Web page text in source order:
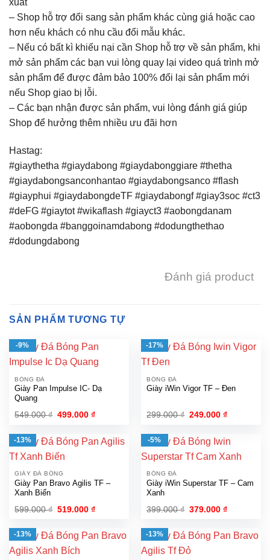
xuất
– Shop hỗ trợ đổi sang sản phẩm khác cùng giá hoặc cao
hơn nếu khách có nhu cầu đổi mẫu khác.
– Nếu có bất kì khiếu nại cần Shop hỗ trợ về sản phẩm, khi
mở sản phẩm các bạn vui lòng quay lại video quá trình mở
sản phẩm để được đảm bảo 100% đổi lại sản phẩm mới
nếu Shop giao bị lỗi.
– Các bạn nhận được sản phẩm, vui lòng đánh giá giúp
Shop để hưởng thêm nhiều ưu đãi hơn
Hastag:
#giaythetha #giaydabong #giaydabonggiare #thetha
#giaydabongsanconhantao #giaydabongsanco #flash
#giayphui #giaydabongdeTF #giaydabongf #giay3soc #ct3
#deFG #giaytot #wikaflash #giayct3 #aobongdanam
#aobongda #banggoinamdabong #dodungthethao
#dodungdabong
Đánh giá product
SẢN PHẨM TƯƠNG TỰ
-9%
BÓNG ĐÁ
Giày Pan Impulse IC- Dạ
Quang
549.000₫ Giá
549.000 ₫.
499.000₫Giá
là:
499.000 ₫.
-17%
BÓNG ĐÁ
Giày iWin Vigor TF – Đen
299.000₫ Giá
299.000 ₫.
249.000₫Giá
là:
249.000 ₫.
-13%
GIÀY ĐÁ BÓNG
Giày Pan Bravo Agilis TF –
Xanh Biển
599.000₫ Giá
599.000 ₫.
519.000₫Giá
là:
519.000 ₫.
-5%
BÓNG ĐÁ
Giày iWin Superstar TF – Cam
Xanh
399.000₫ Giá
399.000 ₫.
379.000₫Giá
là:
379.000 ₫.
-13% -13%